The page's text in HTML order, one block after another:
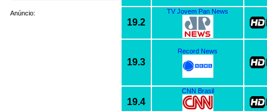
Anúncio:
19.2
TV Jovem Pan News
19.3
Record News
19.4
CNN Brasil